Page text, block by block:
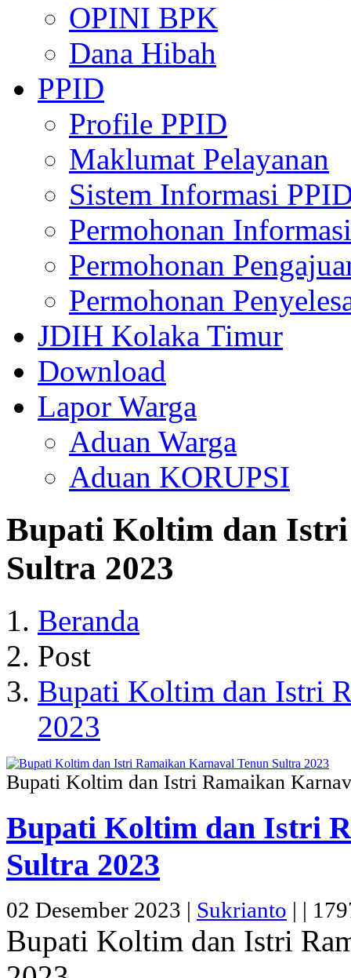
OPINI BPK
Dana Hibah
PPID
Profile PPID
Maklumat Pelayanan
Sistem Informasi
Permohonan
Permohonan
Permohonan
JDIH Kolaka Timur
Download
Lapor Warga
Aduan Warga
Aduan KORUPSI
Bupati Koltim dan
Sultra 2023
Beranda
Post
Bupati Koltim dan Istri
2023
Bupati Koltim dan Istri Ramaikan
Bupati Koltim dan Istri
Sultra 2023
02 Desember 2023 | Sukrianto | |
Bupati Koltim dan Istri